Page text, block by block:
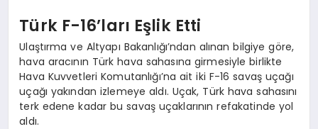
Türk F-16’ları Eşlik Etti
Ulaştırma ve Altyapı Bakanlığı’ndan alınan bilgiye göre,
hava aracının Türk hava sahasına girmesiyle birlikte
Hava Kuvvetleri Komutanlığı’na ait iki F-16 savaş uçağı
uçağı yakından izlemeye aldı. Uçak, Türk hava sahasını
terk edene kadar bu savaş uçaklarının refakatinde yol
aldı.